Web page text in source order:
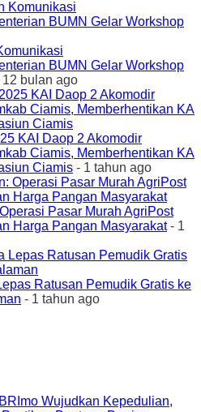
BUMN Gelar Workshop
12 bulan ago
KAI Daop 2 Akomodir
Ciamis, Memberhentikan KA
Ciamis - 1 tahun ago
Pasar Murah AgriPost
Harga Pangan Masyarakat- 1
Ratusan Pemudik Gratis ke
- 1 tahun ago